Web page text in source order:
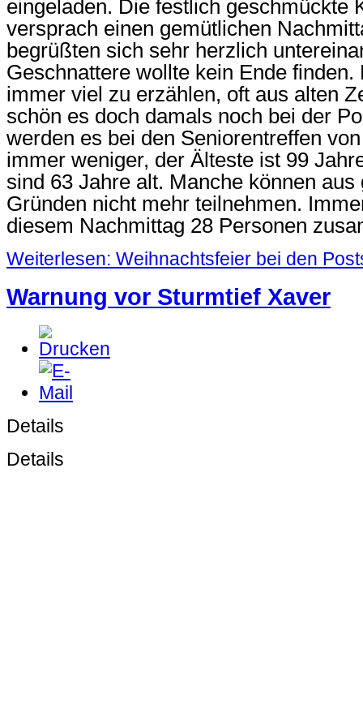
eingeladen. Die festlich geschmückte
versprach einen gemütlichen
begrüßten sich sehr herzlich
Geschnattere wollte kein Ende finden.
immer viel zu erzählen, oft aus alten
schön es doch damals noch bei der
werden es bei den Seniorentreffen
immer weniger, der Älteste ist 99
sind 63 Jahre alt. Manche können aus
Gründen nicht mehr teilnehmen.
diesem Nachmittag 28 Personen
Weiterlesen: Weihnachtsfeier bei den
Warnung vor Sturmtief Xaver
Details
Details